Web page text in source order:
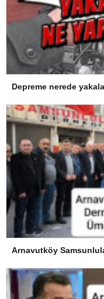
Depreme nerede